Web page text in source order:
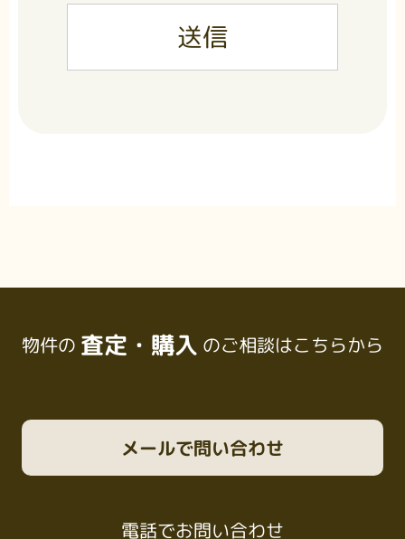
物件の 査定・購入 のご相談はこちらから
電話でお問い合わせ
メールで問い合わせ